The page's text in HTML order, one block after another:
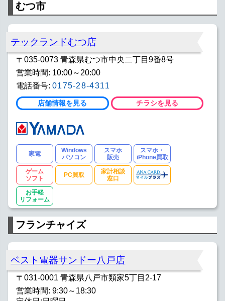
むつ市
テックランドむつ店
〒035-0073 青森県むつ市中央二丁目9番8号
営業時間: 10:00～20:00
電話番号: 0175-28-4311
店舗情報を見る チラシを見る
家電
Windows
パソコン
スマホ
販売
スマホ・
iPhone買取
ゲーム
ソフト
PC買取
家計相談
窓口
お手軽
リフォーム
フランチャイズ
ベスト電器サンドー八戸店
〒031-0001 青森県八戸市類家5丁目2-17
営業時間: 9:30～18:30